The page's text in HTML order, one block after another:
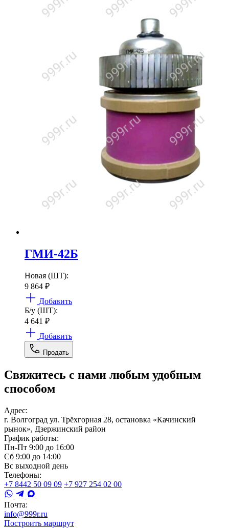
ГМИ-42Б
Новая (ШТ):
9 864 ₽
Добавить
Б/у (ШТ):
4 641 ₽
Добавить
Продать
Свяжитесь с нами любым удобным
способом
Адрес:
г. Волгоград ул. Трёхгорная 28, остановка «Качинский
рынок», Дзержинский район
График работы:
Пн-Пт 9:00 до 16:00
Сб 9:00 до 14:00
Вс выходной день
Телефоны:
+7 8442 50 09 09 +7 927 254 02 00
Почта:
info@999r.ru
Построить маршрут